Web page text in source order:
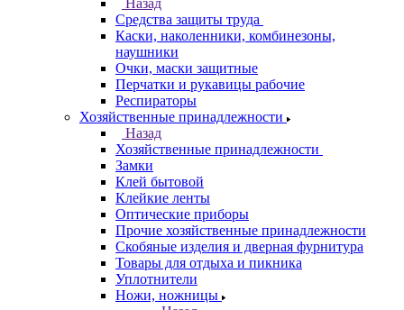
Назад
Средства защиты труда
Каски, наколенники, комбинезоны,
наушники
Очки, маски защитные
Перчатки и рукавицы рабочие
Респираторы
Хозяйственные принадлежности
Назад
Хозяйственные принадлежности
Замки
Клей бытовой
Клейкие ленты
Оптические приборы
Прочие хозяйственные принадлежности
Скобяные изделия и дверная фурнитура
Товары для отдыха и пикника
Уплотнители
Ножи, ножницы